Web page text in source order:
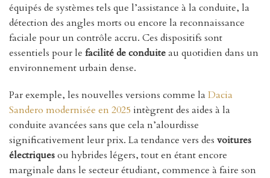
équipés de systèmes tels que l’assistance à la conduite, la
détection des angles morts ou encore la reconnaissance
faciale pour un contrôle accru. Ces dispositifs sont
essentiels pour le facilité de conduiteau quotidien dans un
environnement urbain dense.
Par exemple, les nouvelles versions comme la Dacia
Sandero modernisée en 2025 intègrent des aides à la
conduite avancées sans que cela n’alourdisse
significativement leur prix. La tendance vers des voitures
électriquesou hybrides légers, tout en étant encore
marginale dans le secteur étudiant, commence à faire son